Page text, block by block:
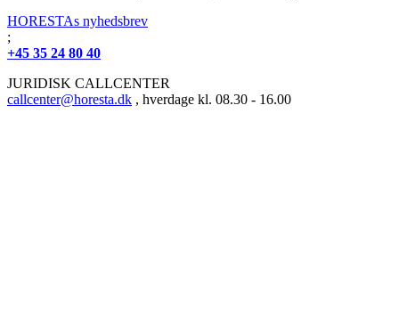
HORESTAs nyhedsbrev
;
+45 35 24 80 40
JURIDISK CALLCENTER
callcenter@horesta.dk , hverdage kl. 08.30 - 16.00